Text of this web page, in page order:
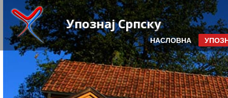
Упознај Српску
НАСЛОВНА